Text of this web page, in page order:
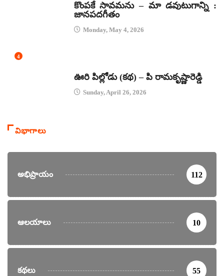
కొంపకే సావమను – మా డవుటుగాన్ని :
జానపదగీతం
Monday, May 4, 2026
4
ఊరి పిల్లోడు (కథ) – పి రామకృష్ణారెడ్డి
Sunday, April 26, 2026
విభాగాలు
అభిప్రాయం 112
ఆలయాలు 10
కథలు 55